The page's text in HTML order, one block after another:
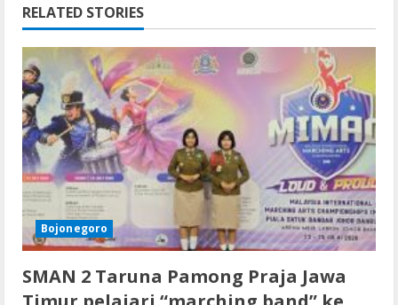
RELATED STORIES
Bojonegoro
SMAN 2 Taruna Pamong Praja Jawa